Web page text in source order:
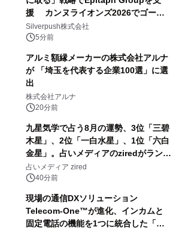
援 カンヌライオンズ2026でゴール
ド2部門を含む3賞受賞に貢献
Silverpush株式会社
5分前
アルミ額縁メーカーの株式会社アルナ
が 「埼玉を代表する企業100選」に選
出
株式会社アルナ
20分前
九星気学で占う8月の運勢、3位「三碧
木星」、2位「一白水星」、1位「六白
金星」。占いメディアのziredがランキ
ングを発表
占いメディア zired
40分前
現場の通信DXソリューション
Telecom-One™が進化、インカムと
固定電話の機能を1つに統合した「完